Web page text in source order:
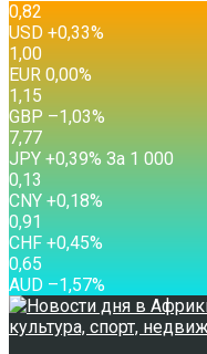
0,82
USD +0,33%
1,00
EUR 0,00%
1,15
GBP –1,03%
7,77
JPY +0,39% За 1 000
0,13
CNY +0,18%
0,91
CHF +0,45%
0,65
AUD –1,57%